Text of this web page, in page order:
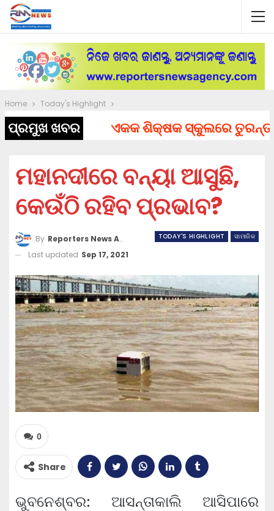
Home Today's Highlight
ପ୍ରମୁଖ ଖବର ଏକକ ଶିକ୍ଷକ ସ୍କୁଲରେ ତୁରନ୍ତ
ମହାନଦୀରେ ବନ୍ୟା ଆସୁଛି,
କେଉଁଠି ରହିବ ପ୍ରଭାବ?
TODAY'S HIGHLIGHT ସାମାଜିକ
By Reporters News Agency
Last updated Sep 17, 2021
0
Share
ଭୁବନେଶ୍ବର: ଆସନ୍ତାକାଲି ଆସିପାରେ